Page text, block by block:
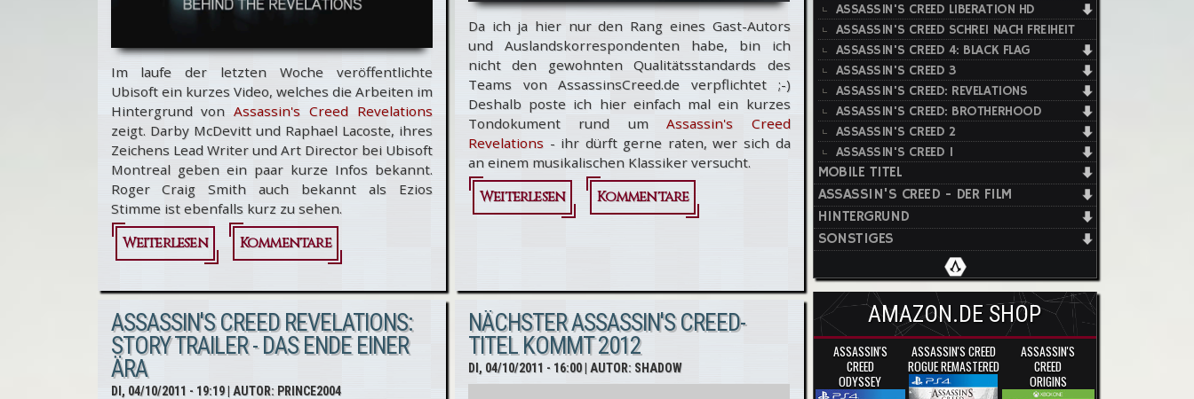
Im laufe der letzten Woche veröffentlichte
Ubisoft ein kurzes Video, welches die Arbeiten im
Hintergrund vonAssassin's Creed Revelations
zeigt. Darby McDevitt und Raphael Lacoste, ihres
Zeichens Lead Writer und Art Director bei Ubisoft
Montreal geben ein paar kurze Infos bekannt.
Roger Craig Smith auch bekannt als Ezios
Stimme ist ebenfalls kurz zu sehen.
Weiterlesen
über Assassin's Creed
- Behind the
Kommentare
Da ich ja hier nur den Rang eines Gast-Autors
und Auslandskorrespondenten habe, bin ich
nicht den gewohnten Qualitätsstandards des
Teams von AssassinsCreed.de verpflichtet ;-)
Deshalb poste ich hier einfach mal ein kurzes
Tondokument rund umAssassin's Creed
Revelations - ihr dürft gerne raten, wer sich da
an einem musikalischen Klassiker versucht.
Weiterlesen
über
wer
da
singt
Kommentare
ASSASSIN'S CREED REVELATIONS:
STORY TRAILER - DAS ENDE EINER
ÄRA
DI, 04/10/2011 - 19:19| AUTOR: PRINCE2004
NÄCHSTER ASSASSIN'S CREED-
TITEL KOMMT 2012
DI, 04/10/2011 - 16:00| AUTOR: SHADOW
ASSASSIN'S CREED LIBERATION HD
ASSASSIN'S CREED SCHREI NACH FREIHEIT
ASSASSIN'S CREED 4: BLACK FLAG
ASSASSIN'S CREED 3
ASSASSIN'S CREED: REVELATIONS
ASSASSIN'S CREED: BROTHERHOOD
ASSASSIN'S CREED 2
ASSASSIN'S CREED 1
MOBILE TITEL
ASSASSIN'S CREED - DER FILM
HINTERGRUND
SONSTIGES
AMAZON.DE SHOP
ASSASSIN'S
CREED
ODYSSEY
ASSASSIN'S CREED
ROGUE REMASTERED
ASSASSIN'S
CREED
ORIGINS